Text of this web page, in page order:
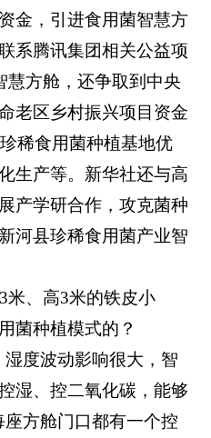
金，引进食用菌智慧方
系腾讯集团相关公益项
慧方舱，还争取到中央
老区乡村振兴项目资金
稀食用菌种植基地优
生产等。新华社还与高
产学研合作，攻克菌种
河县珍稀食用菌产业智
米、高3米的铁皮小
菌种植模式的？
湿度波动影响很大，智
湿、控二氧化碳，能够
方舱门口都有一个控